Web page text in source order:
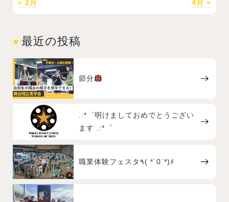
« 2月 4月 »
最近の投稿
節分
.:*゜明けましておめでとうござい
ます .:*゜
職業体験フェスタ٩( *˙0˙*)۶